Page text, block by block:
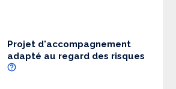
Projet d'accompagnement
adapté au regard des risques